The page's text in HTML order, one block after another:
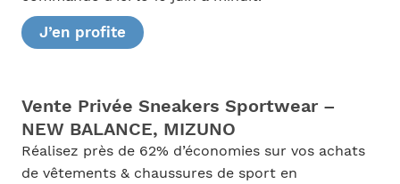
J’en profite
Vente Privée Sneakers Sportwear –
NEW BALANCE, MIZUNO
Réalisez près de 62% d’économies sur vos achats
de vêtements & chaussures de sport en